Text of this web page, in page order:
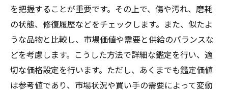
を把握することが重要です。その上で、傷や汚れ、磨耗
の状態、修復履歴などをチェックします。また、似たよ
うな品物と比較し、市場価値や需要と供給のバランスな
どを考慮します。こうした方法で詳細な鑑定を行い、適
切な価格設定を行います。ただし、あくまでも鑑定価値
は参考値であり、市場状況や買い手の需要によって変動